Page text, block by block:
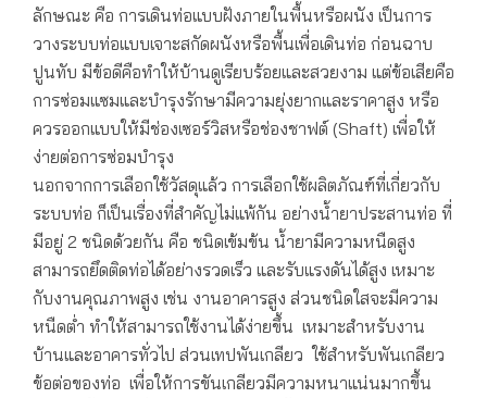
ลักษณะ คือ การเดินท่อแบบฝังภายในพื้นหรือผนัง เป็นการ
วางระบบท่อแบบเจาะสกัดผนังหรือพื้นเพื่อเดินท่อ ก่อนฉาบ
ปูนทับ มีข้อดีคือทำให้บ้านดูเรียบร้อยและสวยงาม แต่ข้อเสียคือ
การซ่อมแซมและบำรุงรักษามีความยุ่งยากและราคาสูง หรือ
ควรออกแบบให้มีช่องเซอร์วิสหรือช่องชาฟต์ (Shaft) เพื่อให้
ง่ายต่อการซ่อมบำรุง
นอกจากการเลือกใช้วัสดุแล้ว การเลือกใช้ผลิตภัณฑ์ที่เกี่ยวกับ
ระบบท่อ ก็เป็นเรื่องที่สำคัญไม่แพ้กัน อย่างน้ำยาประสานท่อ ที่
มีอยู่ 2 ชนิดด้วยกัน คือ ชนิดเข้มข้น น้ำยามีความหนืดสูง
สามารถยึดติดท่อได้อย่างรวดเร็ว และรับแรงดันได้สูง เหมาะ
กับงานคุณภาพสูง เช่น งานอาคารสูง ส่วนชนิดใสจะมีความ
หนืดต่ำ ทำให้สามารถใช้งานได้ง่ายขึ้น เหมาะสำหรับงาน
บ้านและอาคารทั่วไป ส่วนเทปพันเกลียว ใช้สำหรับพันเกลียว
ข้อต่อของท่อ เพื่อให้การขันเกลียวมีความหนาแน่นมากขึ้น